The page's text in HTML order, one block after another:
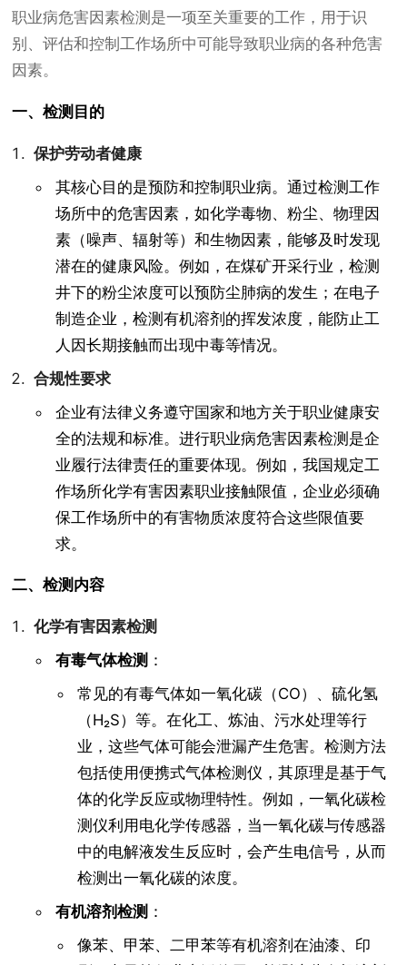
职业病危害因素检测是一项至关重要的工作，用于识
别、评估和控制工作场所中可能导致职业病的各种危害
因素。
一、检测目的
保护劳动者健康
其核心目的是预防和控制职业病。通过检测工作
场所中的危害因素，如化学毒物、粉尘、物理因
素（噪声、辐射等）和生物因素，能够及时发现
潜在的健康风险。例如，在煤矿开采行业，检测
井下的粉尘浓度可以预防尘肺病的发生；在电子
制造企业，检测有机溶剂的挥发浓度，能防止工
人因长期接触而出现中毒等情况。
合规性要求
企业有法律义务遵守国家和地方关于职业健康安
全的法规和标准。进行职业病危害因素检测是企
业履行法律责任的重要体现。例如，我国规定工
作场所化学有害因素职业接触限值，企业必须确
保工作场所中的有害物质浓度符合这些限值要
求。
二、检测内容
化学有害因素检测
有毒气体检测 ：
常见的有毒气体如一氧化碳（CO）、硫化氢
（H₂S）等。在化工、炼油、污水处理等行
业，这些气体可能会泄漏产生危害。检测方法
包括使用便携式气体检测仪，其原理是基于气
体的化学反应或物理特性。例如，一氧化碳检
测仪利用电化学传感器，当一氧化碳与传感器
中的电解液发生反应时，会产生电信号，从而
检测出一氧化碳的浓度。
有机溶剂检测 ：
像苯、甲苯、二甲苯等有机溶剂在油漆、印